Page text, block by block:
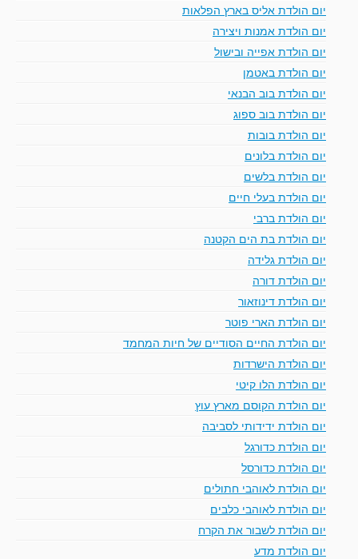
יום הולדת אליס בארץ הפלאות
יום הולדת אמנות ויצירה
יום הולדת אפייה ובישול
יום הולדת באטמן
יום הולדת בוב הבנאי
יום הולדת בוב ספוג
יום הולדת בובות
יום הולדת בלונים
יום הולדת בלשים
יום הולדת בעלי חיים
יום הולדת ברבי
יום הולדת בת הים הקטנה
יום הולדת גלידה
יום הולדת דורה
יום הולדת דינוזאור
יום הולדת הארי פוטר
יום הולדת החיים הסודיים של חיות המחמד
יום הולדת הישרדות
יום הולדת הלו קיטי
יום הולדת הקוסם מארץ עוץ
יום הולדת ידידותי לסביבה
יום הולדת כדורגל
יום הולדת כדורסל
יום הולדת לאוהבי חתולים
יום הולדת לאוהבי כלבים
יום הולדת לשבור את הקרח
יום הולדת מדע